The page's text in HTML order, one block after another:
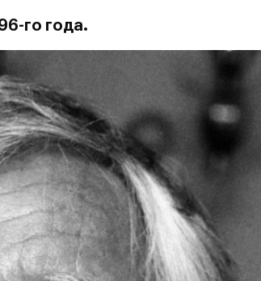
го года.